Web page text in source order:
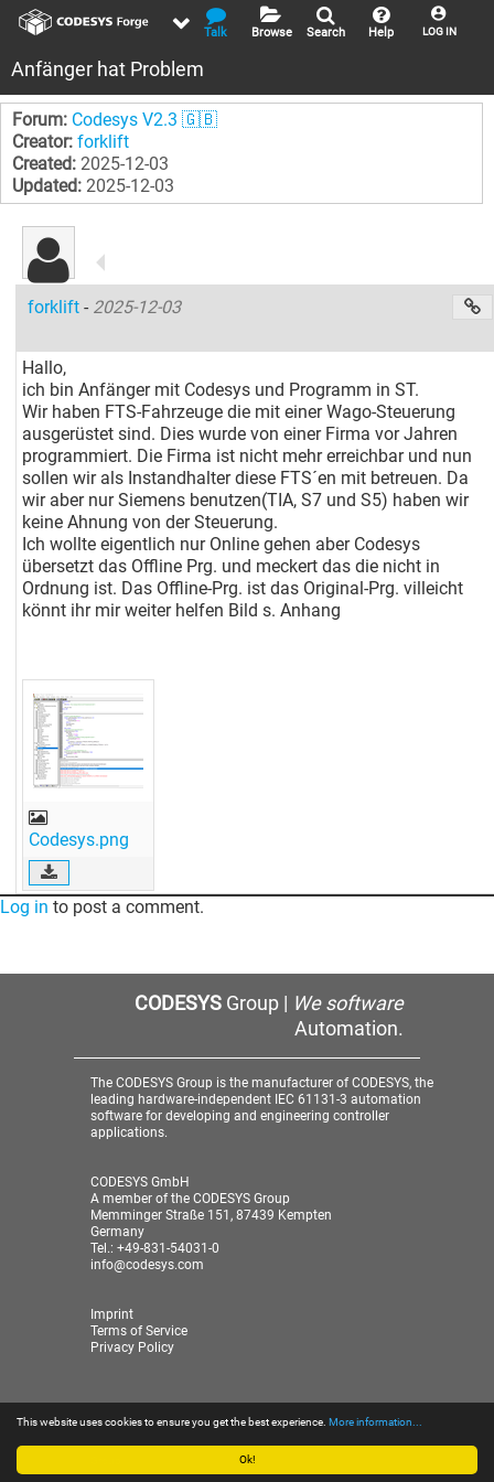
Ok!
This website uses cookies to ensure you get the best experience. More information...
LOG IN
Help
Search
Browse
Talk
Anfänger hat Problem
Forum: Codesys V2.3 🇬🇧
Creator: forklift
Created: 2025-12-03
Updated: 2025-12-03
forklift- 2025-12-03
Hallo,
ich bin Anfänger mit Codesys und Programm in ST.
Wir haben FTS-Fahrzeuge die mit einer Wago-Steuerung
ausgerüstet sind. Dies wurde von einer Firma vor Jahren
programmiert. Die Firma ist nicht mehr erreichbar und nun
sollen wir als Instandhalter diese FTS´en mit betreuen. Da
wir aber nur Siemens benutzen(TIA, S7 und S5) haben wir
keine Ahnung von der Steuerung.
Ich wollte eigentlich nur Online gehen aber Codesys
übersetzt das Offline Prg. und meckert das die nicht in
Ordnung ist. Das Offline-Prg. ist das Original-Prg. villeicht
könnt ihr mir weiter helfen Bild s. Anhang
Codesys.png
Log in to post a comment.
CODESYSGroup | We software
Automation.
The CODESYS Group is the manufacturer of CODESYS, the
leading hardware-independent IEC 61131-3 automation
software for developing and engineering controller
applications.
CODESYS GmbH
A member of the CODESYS Group
Memminger Straße 151, 87439 Kempten
Germany
Tel.: +49-831-54031-0
info@codesys.com
Imprint
Terms of Service
Privacy Policy
© 2026 CODESYS GmbH| A member of the CODESYS